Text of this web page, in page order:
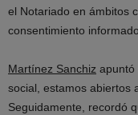
el Notariado en ámbitos
consentimiento
Martínez Sanchiz apuntó
social, estamos abiertos
Seguidamente, recordó